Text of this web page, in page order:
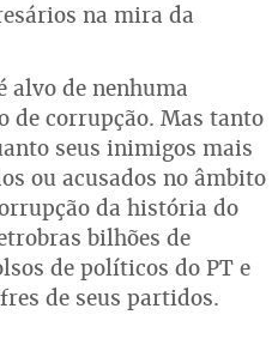
na mira da
alvo de nenhuma
de corrupção. Mas tanto
seus inimigos mais
ou acusados no âmbito
da história do
bilhões de
de políticos do PT e
de seus partidos.